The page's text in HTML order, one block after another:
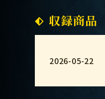
収録商品
2026-05-22